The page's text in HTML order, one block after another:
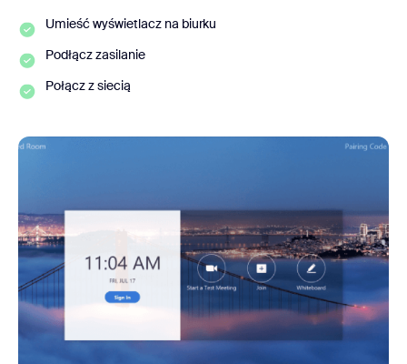
Umieść wyświetlacz na biurku
Podłącz zasilanie
Połącz z siecią